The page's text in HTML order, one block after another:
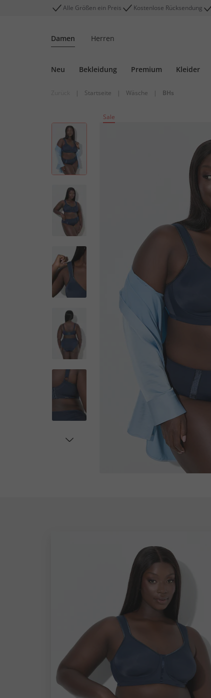
Alle Größen ein Preis Kostenlose Rücksendung
Damen Herren
Neu Bekleidung Premium Kleider
| Startseite | Wäsche | BHs
Sale